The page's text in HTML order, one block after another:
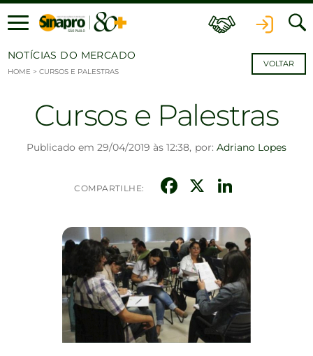
Ir para o conteúdo
NOTÍCIAS DO MERCADO
HOME > CURSOS E PALESTRAS
VOLTAR
Cursos e Palestras
Publicado em 29/04/2019 às 12:38, por: Adriano Lopes
COMPARTILHE: Facebook
X